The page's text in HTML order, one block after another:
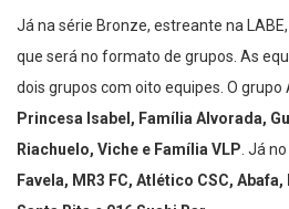
Já na série Bronze, estreante na
que será no formato de grupos. As
dois grupos com oito equipes. O grupo
Princesa Isabel, Família Alvorada,
Riachuelo, Viche e Família VLP . Já
Favela, MR3 FC, Atlético CSC,